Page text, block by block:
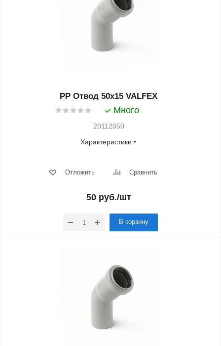
PP Отвод 50x15 VALFEX
Много
20112050
Характеристики
Отложить Сравнить
50 руб./шт
В корзину